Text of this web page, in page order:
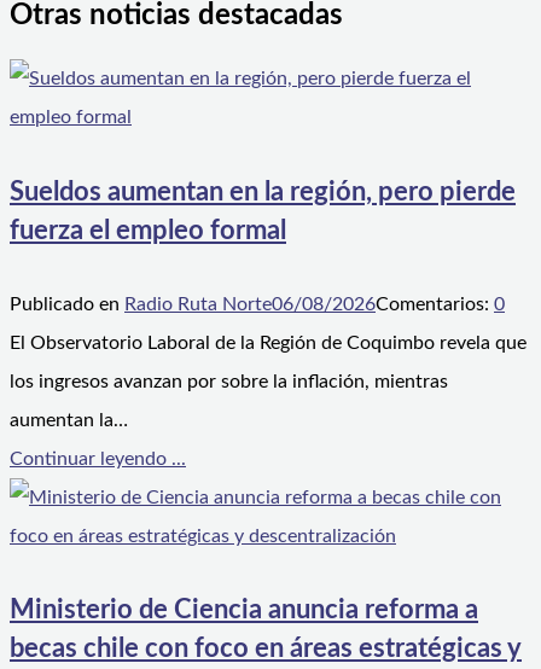
Otras noticias destacadas
Sueldos aumentan en la región, pero pierde
fuerza el empleo formal
Publicado en Radio Ruta Norte06/08/2026Comentarios: 0
El Observatorio Laboral de la Región de Coquimbo revela que
los ingresos avanzan por sobre la inflación, mientras
aumentan la…
Continuar leyendo ...
Ministerio de Ciencia anuncia reforma a
becas chile con foco en áreas estratégicas y